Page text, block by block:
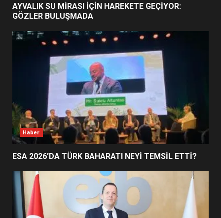
2
EİB’DE KRİTİK ATAMA:
SÜRDÜRÜLEBİLİRLİKTE NE
DEĞİŞECEK?
4
EDREMİT’İN GURURU TÜRKİYE
FİNALİNDE NE BAŞARDI?
5
UZATILDI: NE DEĞİŞTİ?
AYVALIK SU MİRASI İÇİN HAREKETE GEÇİYOR:
GÖZLER BULUŞMADA
Haber
ESA 2026’DA TÜRK BAHARATI NEYİ TEMSİL ETTİ?